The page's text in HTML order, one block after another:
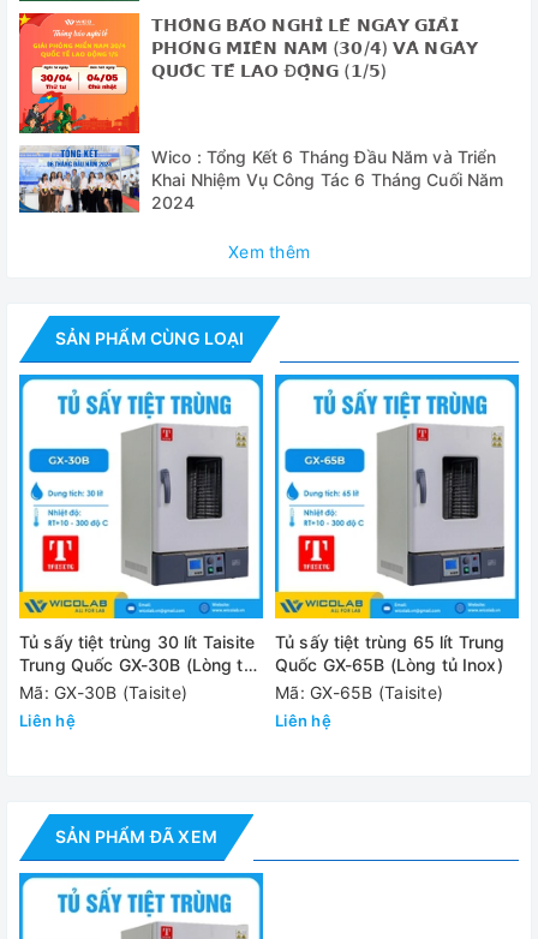
trong tủ đối lưu cưỡng bức bằng quạt làm cho nhiệt độ
giữa các vị trí bên trong tủ đồng đều hơn.
- Quạt đối lưu được thiết kế theo cấu trúc hút không khí
làm mát cưỡng bức đảm bảo nhiệt độ làm việc tối đa của
Motor dưới 50°C kéo dài tuổi thọ của Motor
- Buồng sấy được làm bằng thép không gỉ.
- Khay trữ mẫu: 02 chiếc
- Hướng dẫn sử dụng tiếng Anh và Tiếng Việt
Thông số kỹ thuật
Model GX-45B
Thể tích buồng sấy 45 lít
Phạm vi nhiệt độ RT+10°C -
Dao động nhiệt độ ±1°C
Kích thước buồng sấy
Kích thước đóng gói
Khối lượng (NW/GW)
Đánh giá
𝗧𝗛𝗢̂𝗡𝗚 𝗕𝗔́𝗢 𝗡𝗚𝗛𝗜̉ 𝗟𝗘̂̃ 𝗡𝗚𝗔̀𝗬 𝗚𝗜𝗔̉𝗜
𝗣𝗛𝗢́𝗡𝗚 𝗠𝗜𝗘̂̀𝗡 𝗡𝗔𝗠 (𝟯𝟬/𝟰) 𝗩𝗔̀ 𝗡𝗚𝗔̀𝗬
𝗤𝗨𝗢̂́𝗖 𝗧𝗘̂́ 𝗟𝗔𝗢 Đ𝗢̣̂𝗡𝗚 (𝟭/𝟱)
Wico : Tổng Kết 6 Tháng Đầu Năm và Triển
Khai Nhiệm Vụ Công Tác 6 Tháng Cuối Năm
2024
Xem thêm
SẢN PHẨM CÙNG LOẠI
Tủ sấy tiệt trùng 30 lít Taisite
Trung Quốc GX-30B (Lòng tủ
Inox)
Mã: GX-30B (Taisite)
Liên hệ
Tủ sấy tiệt trùng 65 lít Trung
Quốc GX-65B (Lòng tủ Inox)
Mã: GX-65B (Taisite)
Liên hệ
SẢN PHẨM ĐÃ XEM